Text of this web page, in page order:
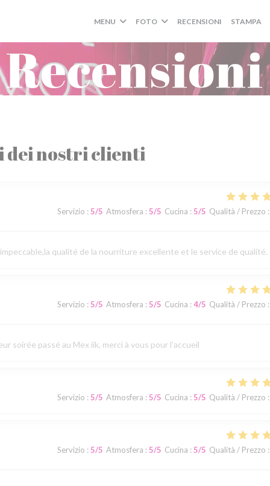
MENU FOTO RECENSIONI STAMPA
Recensioni
dei nostri clienti
Servizio : 5/5 Atmosfera : 5/5 Cucina : 5/5 Qualità / Prezzo :
qualité de la nourriture excellente et le service de qualité.
Servizio : 5/5 Atmosfera : 5/5 Cucina : 4/5 Qualità / Prezzo :
soirée passé au Mex iik, merci à vous pour l’accueil
Servizio : 5/5 Atmosfera : 5/5 Cucina : 5/5 Qualità / Prezzo :
Servizio : 5/5 Atmosfera : 5/5 Cucina : 5/5 Qualità / Prezzo :